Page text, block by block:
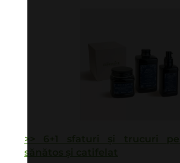
>> 6+1 sfaturi și trucuri
sănătos și catifelat